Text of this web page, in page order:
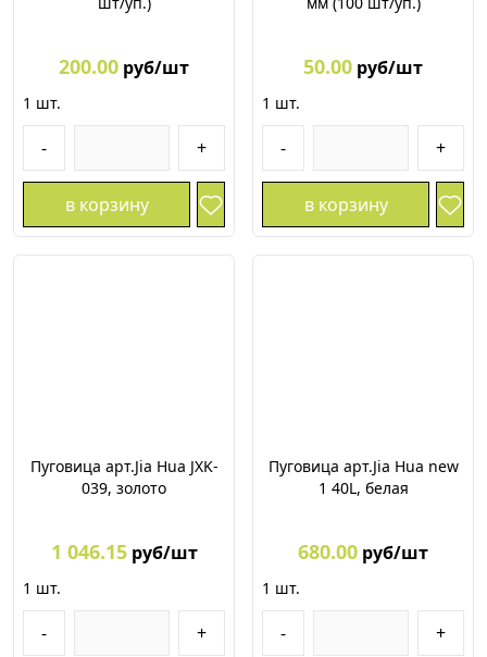
200.00 руб/шт
1 шт.
- +
в корзину
50.00 руб/шт
1 шт.
- +
в корзину
Пуговица арт.Jia Hua JXK-
039, золото
1 046.15 руб/шт
1 шт.
- +
Пуговица арт.Jia Hua new
1 40L, белая
680.00 руб/шт
1 шт.
- +